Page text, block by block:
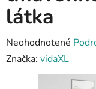
látka
Priemerné
hodnotenie
produktu
Neohodnotené
Značka: vidaXL